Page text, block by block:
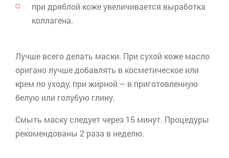
при дряблой коже увеличивается выработка
коллагена.
Лучше всего делать маски. При сухой коже масло
ориганолучше добавлять в косметическое или
крем по уходу, при жирной – в приготовленную
белую или голубую глину.
Смыть маску следует через 15 минут. Процедуры
рекомендованы 2 раза в неделю.